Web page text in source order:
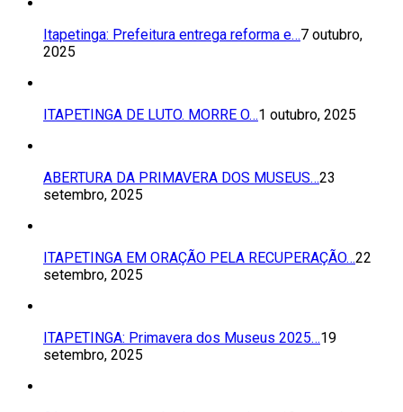
Itapetinga: Prefeitura entrega reforma e…7 outubro,
2025
ITAPETINGA DE LUTO. MORRE O…1 outubro, 2025
ABERTURA DA PRIMAVERA DOS MUSEUS…23
setembro, 2025
ITAPETINGA EM ORAÇÃO PELA RECUPERAÇÃO…22
setembro, 2025
ITAPETINGA: Primavera dos Museus 2025…19
setembro, 2025